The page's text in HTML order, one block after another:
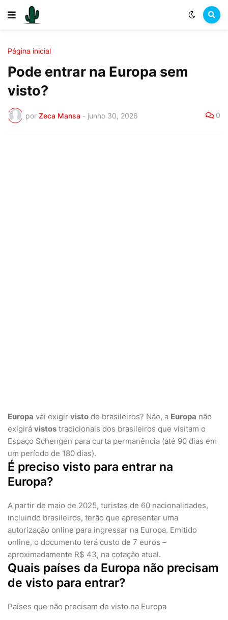
Página inicial
Pode entrar na Europa sem
visto?
por Zeca Mansa - junho 30, 2026 0
Europa vai exigir visto de brasileiros? Não, a Europa não
exigirá vistos tradicionais dos brasileiros que visitam o
Espaço Schengen para curta permanência (até 90 dias em
um período de 180 dias).
É preciso visto para entrar na
Europa?
A partir de maio de 2025, turistas de 60 nacionalidades,
incluindo brasileiros, terão que apresentar uma
autorização online para ingressar na Europa. Emitido
online, o documento terá custo de 7 euros –
aproximadamente R$ 43, na cotação atual.
Quais países da Europa não precisam
de visto para entrar?
Países que não precisam de visto na Europa